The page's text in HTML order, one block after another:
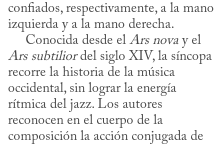
confiados, respectivamente, a la mano
izquierda y a la mano derecha.
     Conocida desde el
Ars nova
Ars subtilior del siglo XIV, la síncopa
recorre la historia de la música
occidental, sin lograr la energía
rítmica del jazz. Los autores
reconocen en el cuerpo de la
composición la acción conjugada de